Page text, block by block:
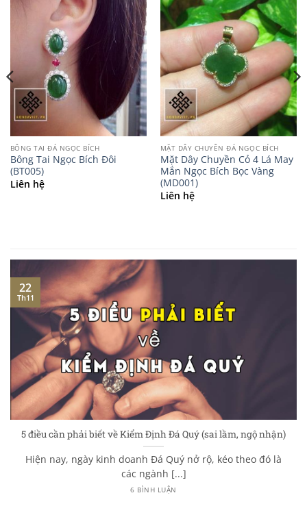
BÔNG TAI ĐÁ NGỌC BÍCH
Bông Tai Ngọc Bích Đôi
(BT005)
Liên hệ
MẶT DÂY CHUYỀN ĐÁ NGỌC BÍCH
Mặt Dây Chuyền Cỏ 4 Lá May
Mắn Ngọc Bích Bọc Vàng
(MD001)
Liên hệ
5 điều cần phải biết về Kiểm Định Đá Quý (sai lầm, ngộ nhận)
Hiện nay, ngày kinh doanh Đá Quý nở rộ, kéo theo đó là
các ngành [...]
6 BÌNH LUẬN
22
Th11